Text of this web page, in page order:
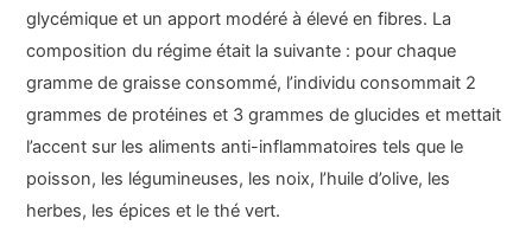
glycémique et un apport modéré à élevé en fibres. La
composition du régime était la suivante : pour chaque
gramme de graisse consommé, l’individu consommait 2
grammes de protéines et 3 grammes de glucides et mettait
l’accent sur les aliments anti-inflammatoires tels que le
poisson, les légumineuses, les noix, l’huile d’olive, les
herbes, les épices et le thé vert.